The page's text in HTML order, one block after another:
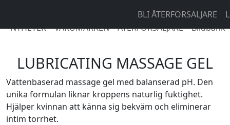
BLI ÅTERFÖRSÄLJARE
NYHETER
VARUMÄRKEN ÅTERFÖRSÄLJARE Bildbank
LUBRICATING MASSAGE GEL
Vattenbaserad massage gel med balanserad pH. Den
unika formulan liknar kroppens naturlig fuktighet.
Hjälper kvinnan att känna sig bekväm och eliminerar
intim torrhet.